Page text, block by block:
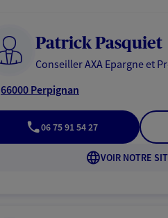
Patrick Pasquiet
Conseiller AXA Epargne et
66000 Perpignan
06 75 91 54 27
VOIR NOTRE